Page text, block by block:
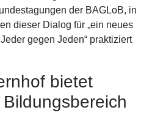
der BAGLoB, in
dieser Dialog für „ein neues
gegen Jeden“ praktiziert
bietet